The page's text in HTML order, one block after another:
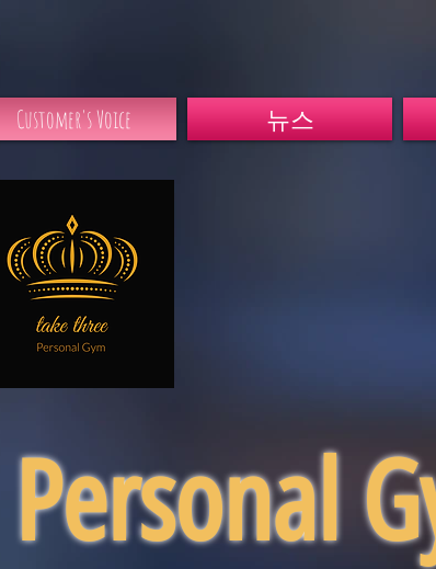
Customer's Voice 뉴스